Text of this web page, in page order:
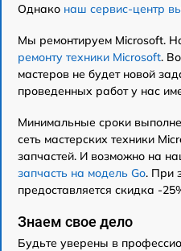
Однако наш сервис-центр
Мы ремонтируем Microsoft.
ремонту техники Microsoft.
мастеров не будет новой
проведенных работ у нас
Минимальные сроки
сеть мастерских техники
запчастей. И возможно на
запчасть на модель Go. При
предоставляется скидка -
Знаем свое дело
Будьте уверены в